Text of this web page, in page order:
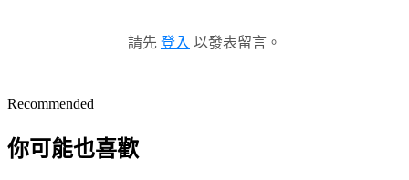
請先 登入 以發表留言。
Recommended
你可能也喜歡